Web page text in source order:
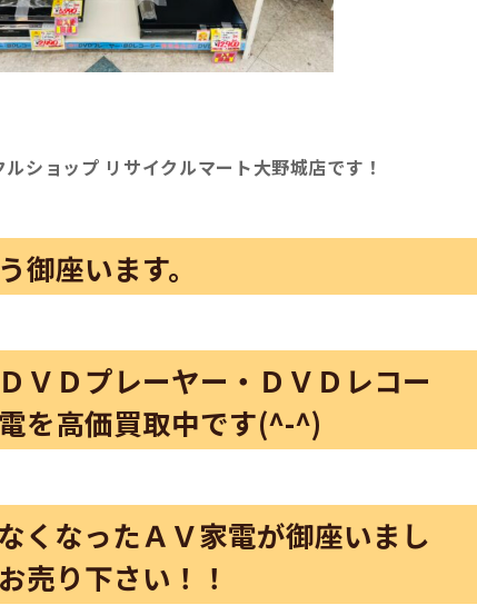
ショップ リサイクルマート大野城店です！
御座います。
ＶＤプレーヤー・ＤＶＤレコー
を高価買取中です(^-^)
くなったＡＶ家電が御座いまし
売り下さい！！